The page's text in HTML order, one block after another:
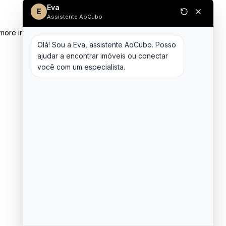
information)
E Eva
Assistente AoCubo
Olá! Sou a Eva, assistente AoCubo. Posso
ajudar a encontrar imóveis ou conectar
você com um especialista.